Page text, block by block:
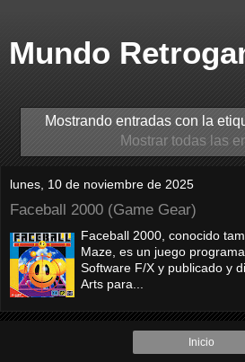
Mundo
Mostrando entradas con la
Mostrar todas las
lunes, 10 de noviembre de 2025
Faceball 2000 (Game Gear)
Faceball 2000, conocido
Maze, es un juego
Software F/X y publicado y
Arts para...
Inicio